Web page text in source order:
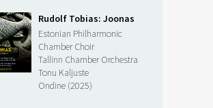
Rudolf Tobias: Joonas
Estonian Philharmonic
Chamber Choir
Tallinn Chamber Orchestra
Tonu Kaljuste
Ondine (2025)